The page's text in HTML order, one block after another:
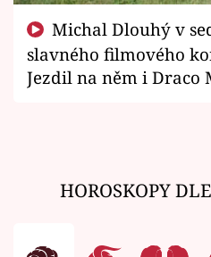
slavného filmového
Jezdil na něm i Draco
HOROSKOPY